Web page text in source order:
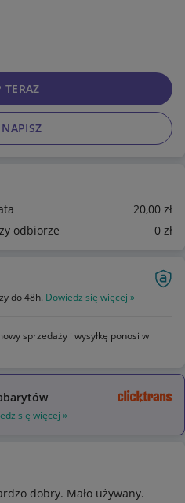
NAPISZ
TERAZ
20,00 zł
odbiorze
0 zł
do 48h. Dowiedz się więcej »
sprzedaży i wysyłkę ponosi w
się więcej »
dobry. Mało używany.